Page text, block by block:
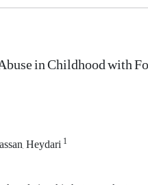
in Childhood with
Heydari1